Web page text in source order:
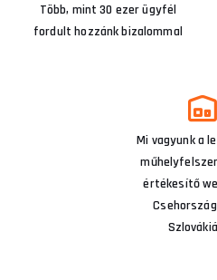
Több, mint 30 ezer ügyfél
fordult hozzánk bizalommal
Mi vagyunk a
értékesítő